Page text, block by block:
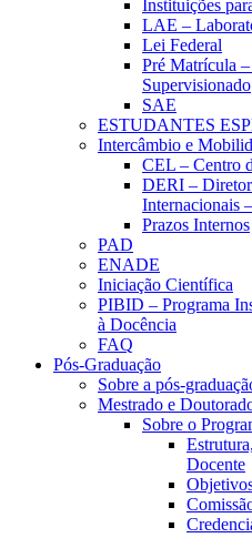
Instituições
LAE –
Lei Federal
Pré Matrícula
Supervisionado
SAE
ESTUDANTES
Intercâmbio e
CEL – Centro
DERI –
Internacionais
Prazos Internos
PAD
ENADE
Iniciação Científica
PIBID – Programa
à Docência
FAQ
Pós-Graduação
Sobre a pós-
Mestrado e
Sobre o
Docente